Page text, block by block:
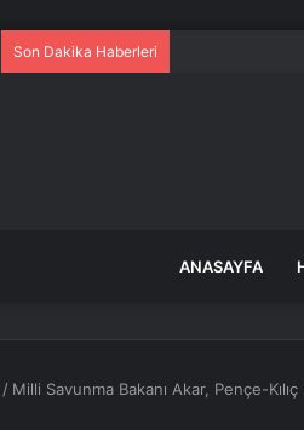
Son Dakika Haberleri
ANASAYFA
/ Milli Savunma Bakanı Akar, Pençe-